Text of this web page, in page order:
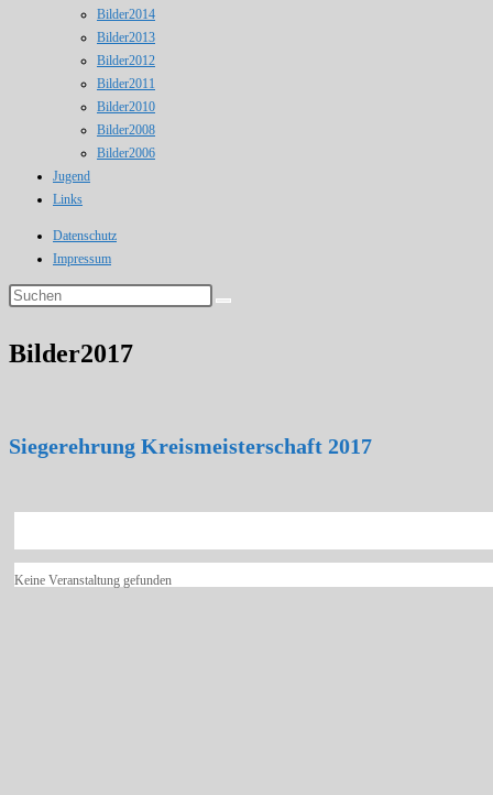
Bilder2014
Bilder2013
Bilder2012
Bilder2011
Bilder2010
Bilder2008
Bilder2006
Jugend
Links
Datenschutz
Impressum
Diese
Website
Bilder2017
Siegerehrung Kreismeisterschaft 2017
Keine Veranstaltung gefunden